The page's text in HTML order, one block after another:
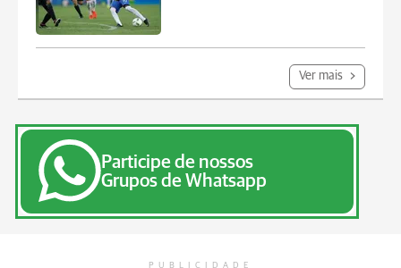
Ver mais
Participe de nossos
Grupos de Whatsapp
PUBLICIDADE